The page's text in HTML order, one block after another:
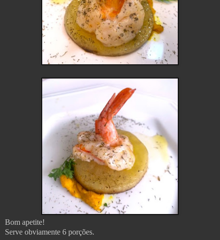
Bom apetite!
Serve obviamente 6 porções.